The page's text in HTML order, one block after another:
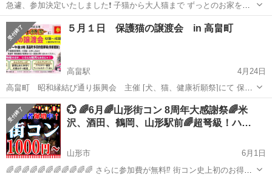
急遽、参加決定いたしました❗ 子猫から大人猫まで ずっとのお家を探
しております 〜保護猫を家族に迎える選択してみませんか〜 当日、会
場にてお待ちいたしております 保護っこたちにもご縁が結ばれますよ
うに…と、参加させ...
山形 羽前千歳駅 地域/お祭り 会場
５月１日 保護猫の譲渡会 in 高畠町
高畠駅
4月24日
高畠町 昭和縁結び通り振興会 主催 [犬、猫、健康祈願祭]にて 保護
猫の譲渡会 開催 〜保護猫を家族に迎える選択してみませんか〜 子猫
から、落ち着いた大人猫まで 注※当日は、猫を連れて帰ることはでき
ません ◆アンケー...
山形 東置賜郡 高畠駅 地域/お祭り
💮 🌈6月🌈山形街コン 8周年大感謝祭🌈米
沢、酒田、鶴岡、山形駅前🌈超弩級！ハ…
山形市
6月1日
🌈🌈🌈🌈🌈🌈🌈🌈🌈🌈🌈 さらに参加費が無料⁉ 街コン史上初のお得な